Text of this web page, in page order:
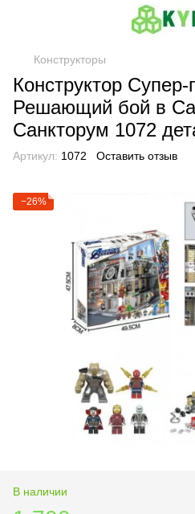
Конструкторы
Конструктор
Решающий бой в
Санкторум 1072
Артикул: 1072 Оставить отзыв
−26%
В наличии